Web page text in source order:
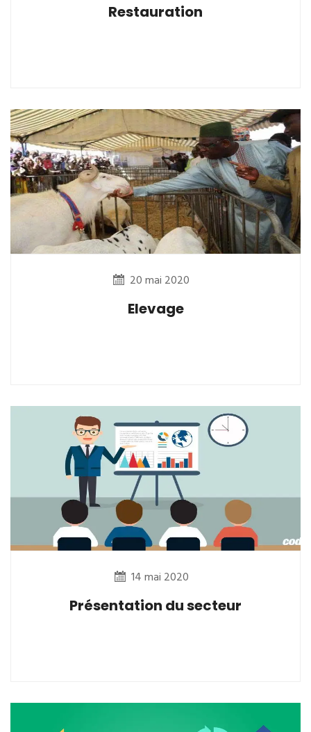
Restauration
20 mai 2020
Elevage
14 mai 2020
Présentation du secteur